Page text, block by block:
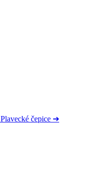
Plavecké čepice ➔